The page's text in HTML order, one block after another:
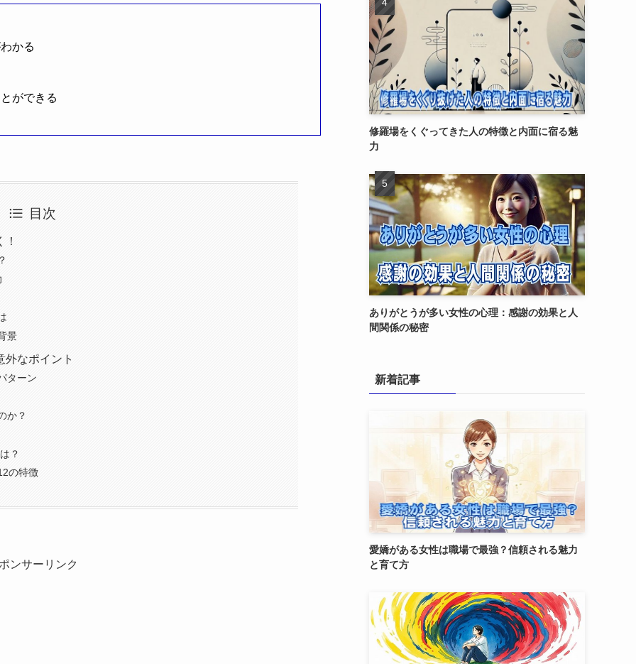
かる
ができる
目次
景
外なポイント
ターン
か？
？
の特徴
ンサーリンク
修羅場をくぐってきた人の特徴と内面に宿る魅
力
ありがとうが多い女性の心理：感謝の効果と人
間関係の秘密
新着記事
愛嬌がある女性は職場で最強？信頼される魅力
と育て方